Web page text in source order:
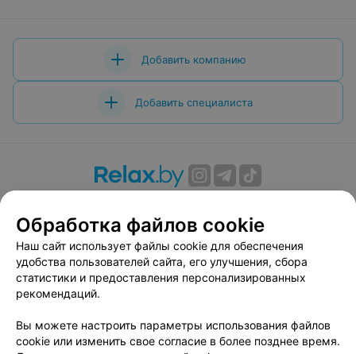
Добавить компанию
Добавить специалиста
Вакансии
Публичный договор
Способы оплаты
Публичный договор по использованию сервиса
«Афиша»
Пользовательское соглашение
Связаться по вопросам сотрудничества
Написать руководителю relax.by
Обработка файлов cookie
Наш сайт использует файлы cookie для обеспечения
удобства пользователей сайта, его улучшения, сбора
статистики и предоставления персонализированных
рекомендаций.
Вы можете настроить параметры использования файлов
cookie или изменить свое согласие в более позднее время.